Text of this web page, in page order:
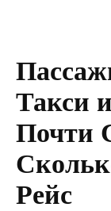
Такси
Почти
Рейс